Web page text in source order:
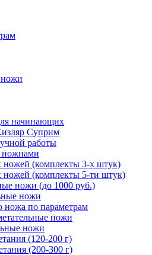
ножи
начинающих
Cуприм
работы
ножнами
ножей (комплекты 3-х штук)
ножей (комплекты 5-ти штук)
ножи (до 1000 руб.)
ножи
ножа по параметрам
ножи
ножи
(120-200 г)
(200-300 г)